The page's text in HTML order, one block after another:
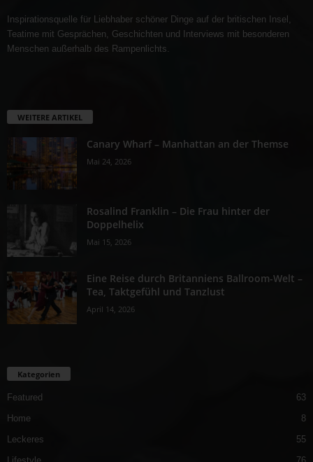
Inspirationsquelle für Liebhaber schöner Dinge auf der britischen Insel,
Teatime mit Gesprächen, Geschichten und Interviews mit besonderen
Menschen außerhalb des Rampenlichts.
WEITERE ARTIKEL
Canary Wharf – Manhattan an der Themse
Mai 24, 2026
Rosalind Franklin – Die Frau hinter der
Doppelhelix
Mai 15, 2026
Eine Reise durch Britanniens Ballroom-Welt –
Tea, Taktgefühl und Tanzlust
April 14, 2026
Kategorien
Featured
63
Home
8
Leckeres
55